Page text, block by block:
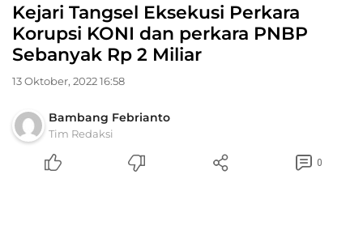
Kejari Tangsel Eksekusi Perkara
Korupsi KONI dan perkara PNBP
Sebanyak Rp 2 Miliar
13 Oktober, 2022 16:58
Bambang Febrianto
Tim Redaksi
0